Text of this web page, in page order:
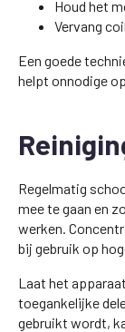
Houd het
Vervang
Een goede
helpt onnodige
Regelmatig
mee te gaan en
werken.
bij gebruik op
Laat het
toegankelijke
gebruikt wordt,